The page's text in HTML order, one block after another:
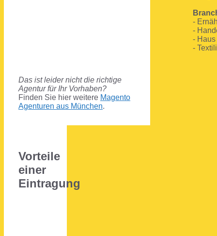
-
-
-
-
Das ist leider nicht die richtige
Agentur für Ihr Vorhaben?
Finden Sie hier weitere Magento
Agenturen aus München.
Vorteile
einer
Eintragung